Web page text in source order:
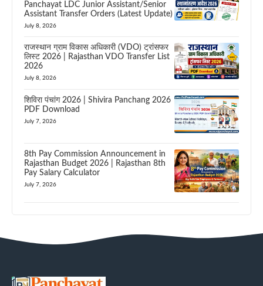
Panchayat LDC Junior Assistant/Senior
Assistant Transfer Orders (Latest Update)
July 8, 2026
राजस्थान ग्राम विकास अधिकारी (VDO) ट्रांसफर
लिस्ट 2026 | Rajasthan VDO Transfer List
2026
July 8, 2026
शिविरा पंचांग 2026 | Shivira Panchang 2026
PDF Download
July 7, 2026
8th Pay Commission Announcement in
Rajasthan Budget 2026 | Rajasthan 8th
Pay Salary Calculator
July 7, 2026